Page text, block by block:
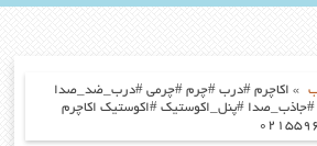
» اکاچرم #درب #چرم #چرمی #درب_ضد_صدا
#پنل_اکوستیک #اکوستیک اکاچرم